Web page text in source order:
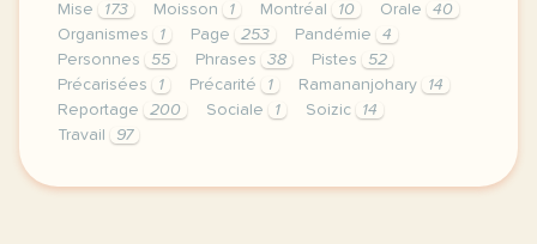
Mise
173 Moisson 1 Montréal 10 Orale
40
Organismes
1 Page 253 Pandémie
4
Personnes
55 Phrases 38 Pistes
52
Précarisées
1 Précarité 1 Ramananjohary
14
Reportage
200 Sociale 1 Soizic
14
Travail
97
le respect de votre vie privee est une priorite